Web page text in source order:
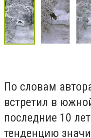
По словам
встретил в
последние 10
тенденцию